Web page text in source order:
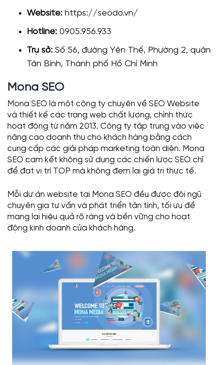
Website: https://seodo.vn/
Hotline: 0905.956.933
Trụ sở: Số 56, đường Yên Thế, Phường 2, quận
Tân Bình, Thành phố Hồ Chí Minh
Mona SEO
Mona SEO là một công ty chuyên về SEO Website
và thiết kế các trang web chất lượng, chính thức
hoạt động từ năm 2013. Công ty tập trung vào việc
nâng cao doanh thu cho khách hàng bằng cách
cung cấp các giải pháp marketing toàn diện. Mona
SEO cam kết không sử dụng các chiến lược SEO chỉ
để đạt vị trí TOP mà không đem lại giá trị thực tế.
Mỗi dự án website tại Mona SEO đều được đội ngũ
chuyên gia tư vấn và phát triển tận tình, tối ưu để
mang lại hiệu quả rõ ràng và bền vững cho hoạt
động kinh doanh của khách hàng.